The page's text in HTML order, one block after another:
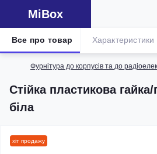
MiBox
Фурнітура до корпусів та до
Стійка пластикова
біла
Все про товар Характеристики
хіт продажу